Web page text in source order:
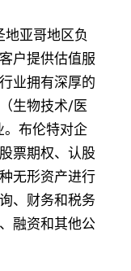
地亚哥地区负
户提供估值服
业拥有深厚的
生物技术/医
布伦特对企
票期权、认股
无形资产进行
、财务和税务
融资和其他公